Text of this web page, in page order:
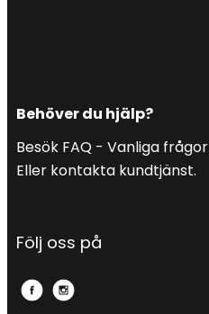
Behöver du hjälp?
Besök FAQ - Vanliga frågor
Eller kontakta kundtjänst.
Följ oss på